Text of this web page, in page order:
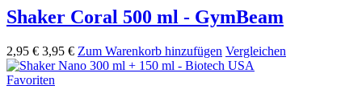
Shaker Coral 500 ml - GymBeam
2,95 € 3,95 € Zum Warenkorb hinzufügen Vergleichen
Favoriten